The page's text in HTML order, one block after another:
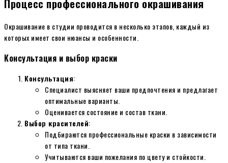
Процесс профессионального окрашивания
Окрашивание в студии проводится в несколько этапов, каждый из
которых имеет свои нюансы и особенности.
Консультация и выбор краски
Консультация:
Специалист выясняет ваши предпочтения и предлагает
оптимальные варианты.
Оценивается состояние и состав ткани.
Выбор красителей:
Подбираются профессиональные краски в зависимости
от типа ткани.
Учитываются ваши пожелания по цвету и стойкости.